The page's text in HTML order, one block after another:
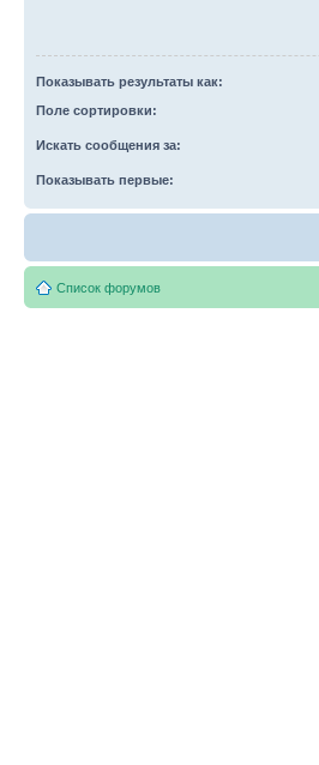
Показывать результаты как:
Поле сортировки:
Искать сообщения за:
Показывать первые:
Список форумов